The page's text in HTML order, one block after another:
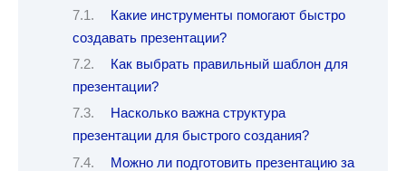
Какие инструменты помогают быстро
создавать презентации?
Как выбрать правильный шаблон для
презентации?
Насколько важна структура
презентации для быстрого создания?
Можно ли подготовить презентацию за